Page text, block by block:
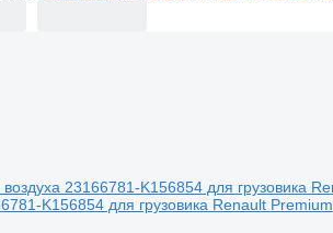
K156854 для грузовика Renault Premium